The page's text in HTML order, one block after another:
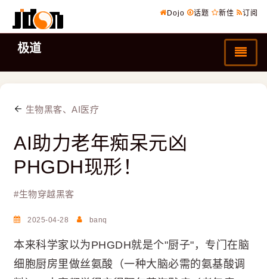
Dojo 话题 新佳 订阅
极道
生物黑客、AI医疗
AI助力老年痴呆元凶
PHGDH现形！
#生物穿越黑客
2025-04-28 banq
本来科学家以为PHGDH就是个"厨子"，专门在脑
细胞厨房里做丝氨酸（一种大脑必需的氨基酸调